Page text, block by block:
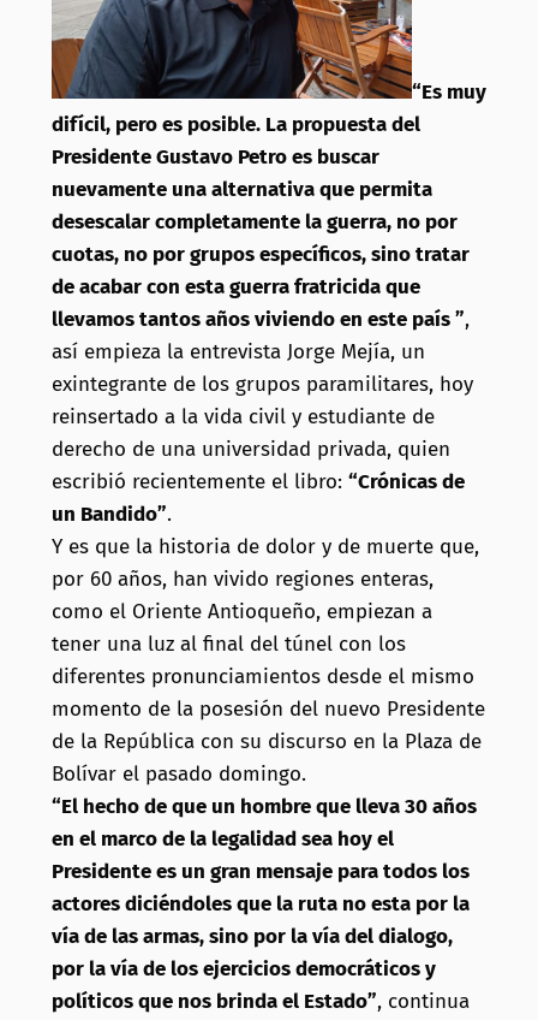
“Es muy
difícil, pero es posible. La propuesta del
Presidente Gustavo Petro es buscar
nuevamente una alternativa que permita
desescalar completamente la guerra, no por
cuotas, no por grupos específicos, sino tratar
de acabar con esta guerra fratricida que
llevamos tantos años viviendo en este país ”,
así empieza la entrevista Jorge Mejía, un
exintegrante de los grupos paramilitares, hoy
reinsertado a la vida civil y estudiante de
derecho de una universidad privada, quien
escribió recientemente el libro: “Crónicas de
un Bandido”.
Y es que la historia de dolor y de muerte que,
por 60 años, han vivido regiones enteras,
como el Oriente Antioqueño, empiezan a
tener una luz al final del túnel con los
diferentes pronunciamientos desde el mismo
momento de la posesión del nuevo Presidente
de la República con su discurso en la Plaza de
Bolívar el pasado domingo.
“El hecho de que un hombre que lleva 30 años
en el marco de la legalidad sea hoy el
Presidente es un gran mensaje para todos los
actores diciéndoles que la ruta no esta por la
vía de las armas, sino por la vía del dialogo,
por la vía de los ejercicios democráticos y
políticos que nos brinda el Estado”, continua